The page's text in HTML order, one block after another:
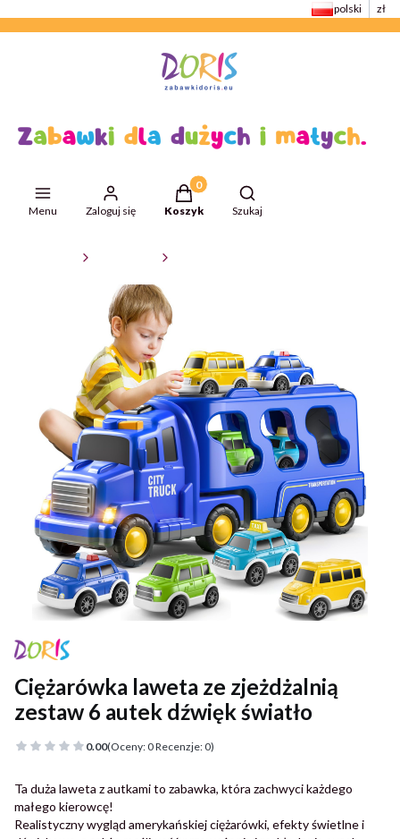
polski zł
Menu Zaloguj się
Produkty w koszyku: 0. Zobacz
Koszyk
Otwórz wyszukiwarkę
Szukaj
Ciężarówka laweta ze zjeżdżalnią
zestaw 6 autek dźwięk światło
0.00(Oceny: 0 Recenzje: 0)
Ta duża laweta z autkami to zabawka, która zachwyci każdego
małego kierowcę!
Realistyczny wygląd amerykańskiej ciężarówki, efekty świetlne i